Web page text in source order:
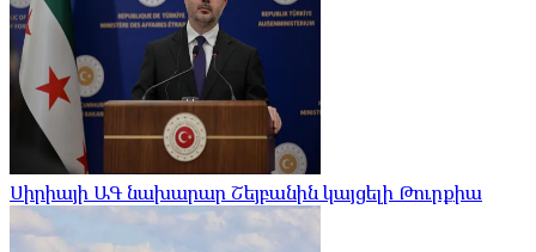
Սիրիայի ԱԳ նախարար Շեյբանին կայցելի Թուրքիա